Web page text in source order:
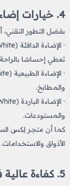
4. خيارات إضاءة متعددة
بفضل التطور
تعطي إحساسًا
والمطابخ.
والمستودعات.
كما أن متجر لِكس
الأذواق والاستخدامات.
5. كفاءة عالية في الإضاءة